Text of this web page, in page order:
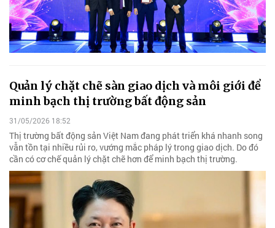
Quản lý chặt chẽ sàn giao dịch và môi giới để
minh bạch thị trường bất động sản
31/05/2026 18:52
Thị trường bất động sản Việt Nam đang phát triển khá nhanh song
vẫn tồn tại nhiều rủi ro, vướng mắc pháp lý trong giao dịch. Do đó
cần có cơ chế quản lý chặt chẽ hơn để minh bạch thị trường.